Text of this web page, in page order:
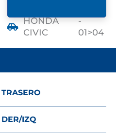
HONDA
CIVIC
-
01>04
TRASERO
DER/IZQ